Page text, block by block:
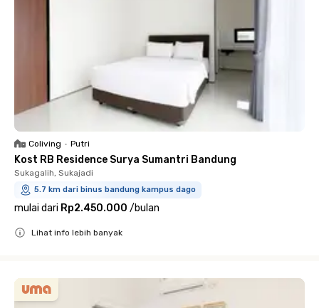
Coliving • Putri
Kost RB Residence Surya Sumantri Bandung
Sukagalih, Sukajadi
5.7 km dari binus bandung kampus dago
mulai dari Rp2.450.000 /bulan
Lihat info lebih banyak